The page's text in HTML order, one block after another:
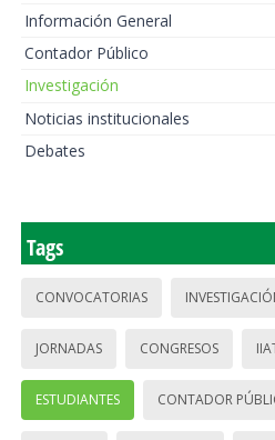
Información General
Contador Público
Investigación
Noticias institucionales
Debates
Tags
CONVOCATORIAS
JORNADAS CONGRESOS
ESTUDIANTES CONTADOR